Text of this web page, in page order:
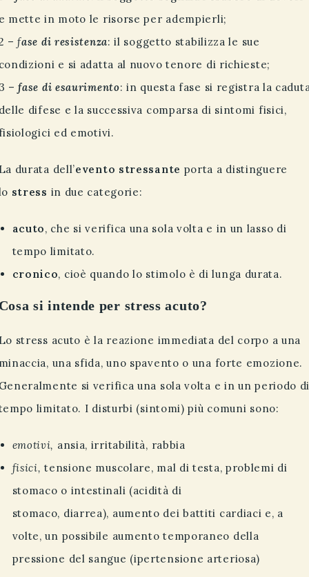
mette in moto le risorse per adempierli;
–fase di resistenza: il soggetto stabilizza le sue
e si adatta al nuovo tenore di richieste;
–fase di esaurimento: in questa fase si registra la
difese e la successiva comparsa di sintomi fisici,
ed emotivi.
durata dell’evento stressante porta a distinguere
stress in due categorie:
acuto, che si verifica una sola volta e in un lasso di
tempo limitato.
cronico, cioè quando lo stimolo è di lunga durata.
si intende per stress acuto?
stress acuto è la reazione immediata del corpo a una
una sfida, uno spavento o una forte emozione.
si verifica una sola volta e in un periodo
limitato. I disturbi (sintomi) più comuni sono:
emotivi, ansia, irritabilità, rabbia
fisici, tensione muscolare, mal di testa, problemi di
stomaco o intestinali (acidità di
stomaco, diarrea), aumento dei battiti cardiaci e, a
volte, un possibile aumento temporaneo della
pressione del sangue (ipertensione arteriosa)